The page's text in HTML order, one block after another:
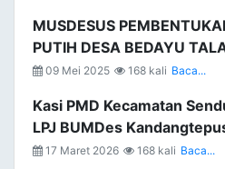
MUSDESUS
PUTIH DESA BEDAYU
09 Mei 2025 168 kali Baca...
Kasi PMD Kecamatan
LPJ BUMDes
17 Maret 2026 168 kali Baca...